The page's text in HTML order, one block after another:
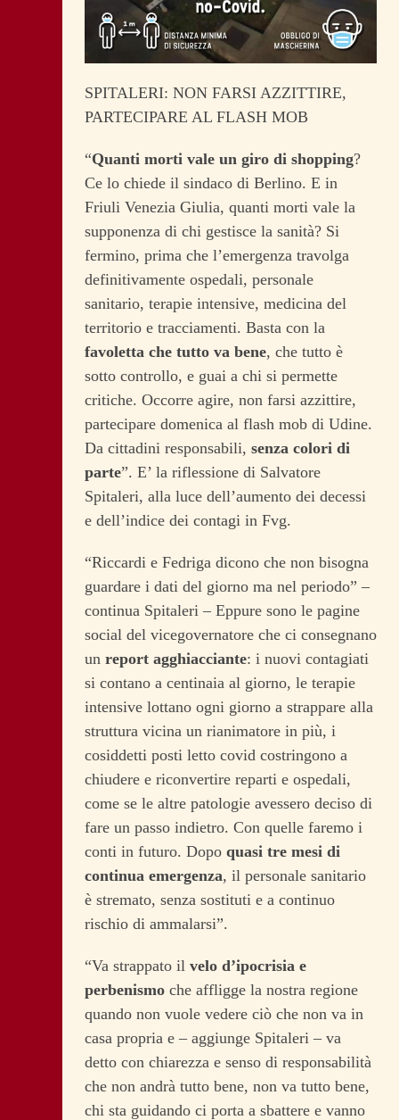
SPITALERI: NON FARSI AZZITTIRE,
PARTECIPARE AL FLASH MOB
“Quanti morti vale un giro di shopping?
Ce lo chiede il sindaco di Berlino. E in
Friuli Venezia Giulia, quanti morti vale la
supponenza di chi gestisce la sanità? Si
fermino, prima che l’emergenza travolga
definitivamente ospedali, personale
sanitario, terapie intensive, medicina del
territorio e tracciamenti. Basta con la
favoletta che tutto va bene, che tutto è
sotto controllo, e guai a chi si permette
critiche. Occorre agire, non farsi azzittire,
partecipare domenica al flash mob di Udine.
Da cittadini responsabili, senza colori di
parte”. E’ la riflessione di Salvatore
Spitaleri, alla luce dell’aumento dei decessi
e dell’indice dei contagi in Fvg.
“Riccardi e Fedriga dicono che non bisogna
guardare i dati del giorno ma nel periodo” –
continua Spitaleri – Eppure sono le pagine
social del vicegovernatore che ci consegnano
un report agghiacciante: i nuovi contagiati
si contano a centinaia al giorno, le terapie
intensive lottano ogni giorno a strappare alla
struttura vicina un rianimatore in più, i
cosiddetti posti letto covid costringono a
chiudere e riconvertire reparti e ospedali,
come se le altre patologie avessero deciso di
fare un passo indietro. Con quelle faremo i
conti in futuro. Dopo quasi tre mesi di
continua emergenza, il personale sanitario
è stremato, senza sostituti e a continuo
rischio di ammalarsi”.
“Va strappato il velo d’ipocrisia e
perbenismo che affligge la nostra regione
quando non vuole vedere ciò che non va in
casa propria e – aggiunge Spitaleri – va
detto con chiarezza e senso di responsabilità
che non andrà tutto bene, non va tutto bene,
chi sta guidando ci porta a sbattere e vanno